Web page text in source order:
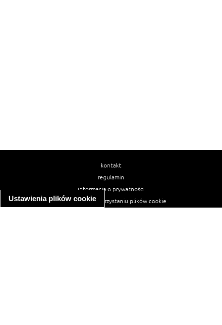
Ustawienia plików cookie
kontakt
regulamin
informacja o prywatności
informacja o wykorzystaniu plików cookie